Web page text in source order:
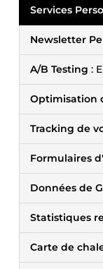
Services
Newsletter
A/B Testing :
Optimisation
Tracking de
Formulaires
Données de
Statistiques
Carte de